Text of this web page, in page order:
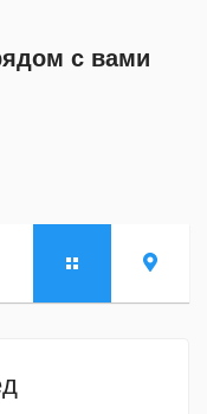
с вами